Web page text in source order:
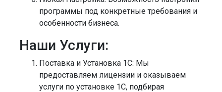
программы под конкретные требования и
особенности бизнеса.
Наши Услуги:
Поставка и Установка 1С: Мы
предоставляем лицензии и оказываем
услуги по установке 1С, подбирая